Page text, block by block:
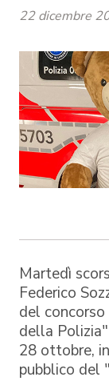
22 dicembre
Martedì
Federico
del
della
28 ottobre,
pubblico del